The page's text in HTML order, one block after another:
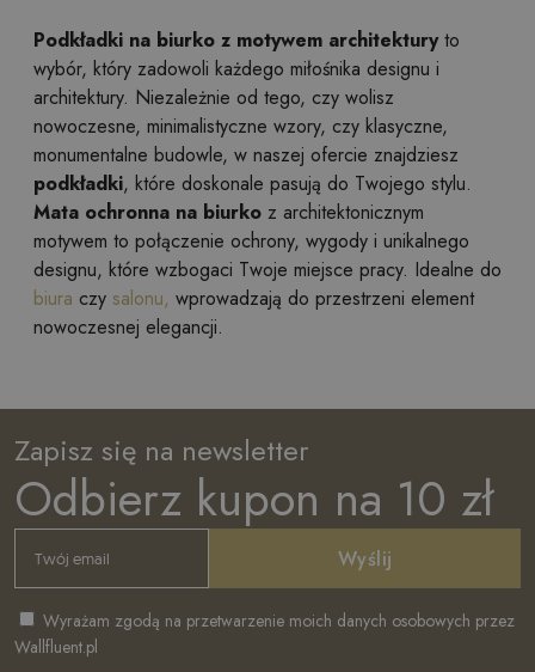
Podkładki na biurko z motywem architekturyto
wybór, który zadowoli każdego miłośnika designu i
architektury. Niezależnie od tego, czy wolisz
nowoczesne, minimalistyczne wzory, czy klasyczne,
monumentalne budowle, w naszej ofercie znajdziesz
podkładki, które doskonale pasują do Twojego stylu.
Mata ochronna na biurko z architektonicznym
motywem to połączenie ochrony, wygody i unikalnego
designu, które wzbogaci Twoje miejsce pracy. Idealne do
biura czy salonu, wprowadzają do przestrzeni element
nowoczesnej elegancji.
Zapisz się na newsletter
Odbierz kupon na 10 zł
Wyślij
Wyrażam zgodą na przetwarzenie moich danych osobowych przez
Wallfluent.pl